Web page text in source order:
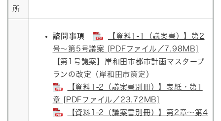
所
諮問事項
【資料1-1（議案書）】第2
号～第5号議案 [PDFファイル／7.98MB]
【第1号議案】岸和田市都市計画マスタープ
ランの改定（岸和田市策定）
【資料1-2（議案書別冊）】表紙・第1
章 [PDFファイル／23.72MB]
【資料1-2（議案書別冊）】第2章～第4